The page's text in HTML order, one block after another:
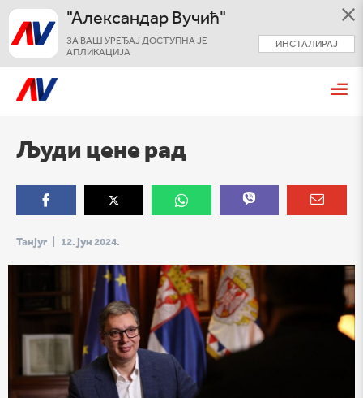
"Александар Вучић"
ИНСТАЛИРАЈ
ЗА ВАШ УРЕЂАЈ ДОСТУПНА ЈЕ
АПЛИКАЦИЈА
Људи цене рад
Танјуг 12. јун 2024.